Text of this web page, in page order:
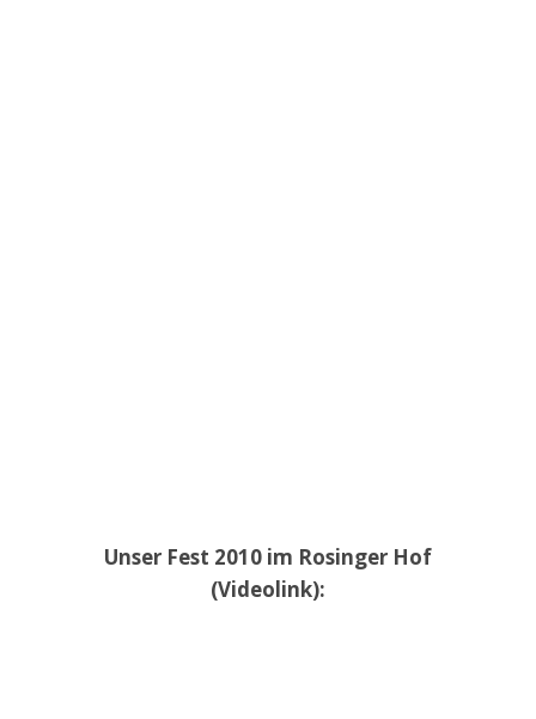
Unser Fest 2010 im Rosinger Hof
(Videolink):